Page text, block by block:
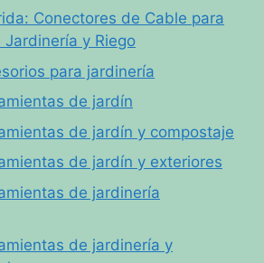
Conectores de Cable para
y Riego
para jardinería
de jardín
de jardín y compostaje
de jardín y exteriores
de jardinería
de jardinería y